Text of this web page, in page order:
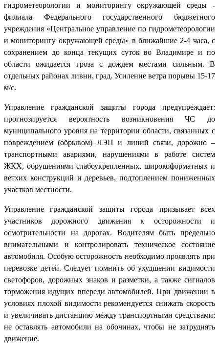
гидрометеорологии и мониторингу окружающей среды -
филиала Федерального государственного бюджетного
учреждения «Центральное управление по гидрометеорологии
и мониторингу окружающей среды» в ближайшие 2-4 часа, с
сохранением до конца текущих суток во Владимире и по
области ожидается гроза с дождем местами сильным. В
отдельных районах ливни, град. Усиление ветра порывы 15-17
м/с.
Управление гражданской защиты города предупреждает:
прогнозируется вероятность возникновения ЧС до
муниципального уровня на территории области, связанных с
повреждением (обрывом) ЛЭП и линий связи, дорожно –
транспортными авариями, нарушениями в работе систем
ЖКХ, обрушениями слабоукрепленных, широкоформатных и
ветхих конструкций и деревьев, подтоплением пониженных
участков местности.
Управление гражданской защиты города призывает всех
участников дорожного движения к осторожности и
осмотрительности на дорогах. Водителям быть предельно
внимательными и контролировать техническое состояние
автомобиля. Особую осторожность необходимо проявлять при
перевозке детей. Следует помнить об ухудшении видимости
светофоров, дорожных знаков и разметки, а также сигналов
торможения идущих впереди автомобилей. При движении в
условиях плохой видимости рекомендуется снижать скорость
и увеличивать дистанцию между транспортными средствами;
не оставлять автомобили на обочинах, чтобы не затруднять
движение.